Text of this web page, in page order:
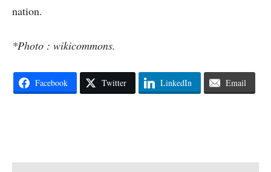
nation.
*Photo : wikicommons.
Facebook Twitter LinkedIn Email